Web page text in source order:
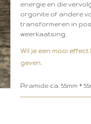
energie en die
orgonite of andere
transformeren in
weerkaatsing.
Wil je een mooi
geven.
Piramide ca. 55mm *